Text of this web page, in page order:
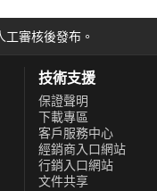
審核後發布。
技術支援
保證聲明
下載專區
客戶服務中心
經銷商入口網站
行銷入口網站
文件共享